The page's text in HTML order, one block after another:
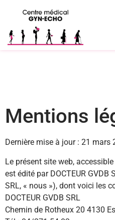
Mentions
Dernière mise à jour : 21 mars
Le présent site web,
est édité par DOCTEUR GVDB
SRL, « nous »), dont voici les
DOCTEUR GVDB SRL
Chemin de Rotheux 20 4130